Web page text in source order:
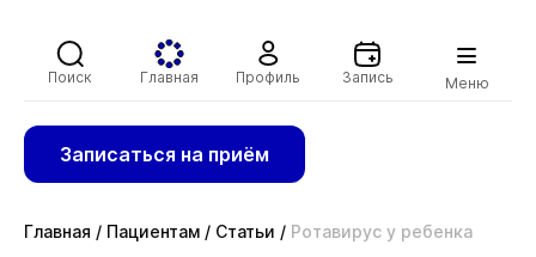
Поиск Главная Профиль Запись Меню
Записаться на приём
Главная / Пациентам / Статьи / Ротавирус у ребенка